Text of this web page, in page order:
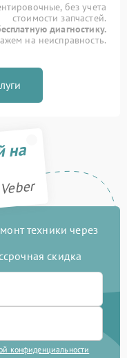
без учета
стоимости запчастей.
диагностику.
на неисправность.
на
техники через
скидка
конфиденциальности